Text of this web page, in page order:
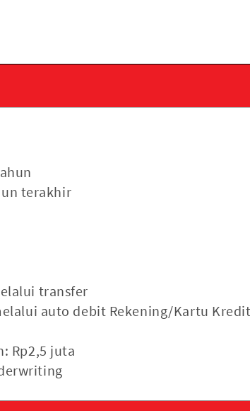
terakhir
transfer
auto debit Rekening/Kartu
Rp2,5 juta